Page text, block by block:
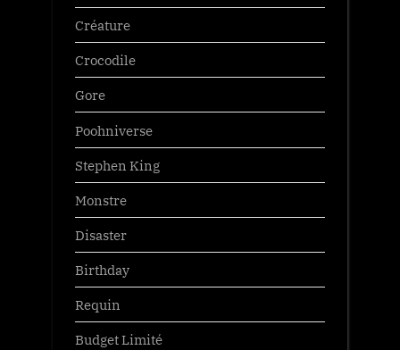
Créature
Crocodile
Gore
Poohniverse
Stephen King
Monstre
Disaster
Birthday
Requin
Budget Limité